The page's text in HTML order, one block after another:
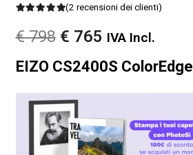
2
recensioni
(2 recensioni dei clienti)
€798 Il
originale
€ 798.
€ 765 Il
attuale
IVA Incl.
EIZO CS2400S ColorEdge